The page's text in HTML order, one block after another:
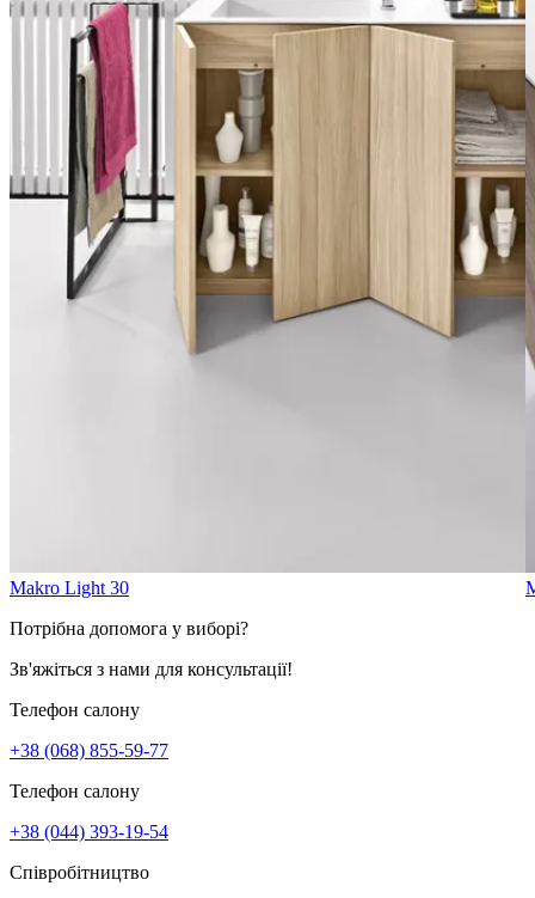
Makro Light 30
Потрібна допомога у виборі?
Зв'яжіться з нами для консультації!
Телефон салону
+38 (068) 855-59-77
Телефон салону
+38 (044) 393-19-54
Співробітництво